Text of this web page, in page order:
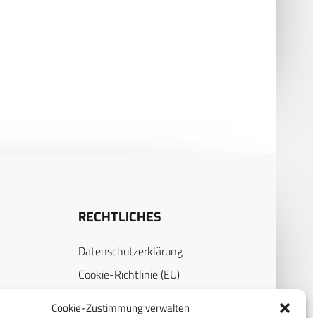
Cookie-Zustimmung verwalten
RECHTLICHES
Datenschutzerklärung
Cookie-Richtlinie (EU)